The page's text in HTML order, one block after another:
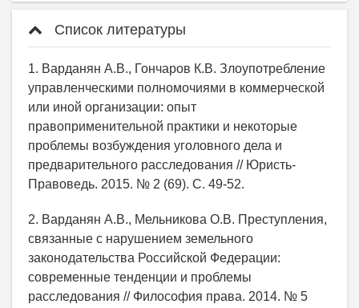
Список литературы
1. Варданян А.В., Гончаров К.В. Злоупотребление
управленческими полномочиями в коммерческой
или иной организации: опыт
правоприменительной практики и некоторые
проблемы возбуждения уголовного дела и
предварительного расследования // Юристь-
Правоведь. 2015. № 2 (69). С. 49-52.
2. Варданян А.В., Мельникова О.В. Преступления,
связанные с нарушением земельного
законодательства Российской Федерации:
современные тенденции и проблемы
расследования // Философия права. 2014. № 5